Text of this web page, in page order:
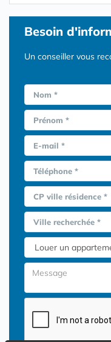
Besoin
Un conseiller vous
Nom *
Prénom *
E-mail *
Téléphone *
CP ville résidence *
Ville recherchée *